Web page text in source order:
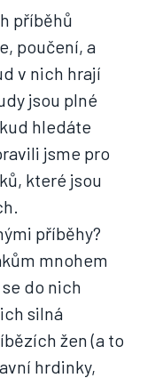
příběhů
poučení, a
v nich hrají
jsou plné
hledáte
jsme pro
které jsou
příběhy?
mnohem
do nich
silná
žen (a to
hrdinky,